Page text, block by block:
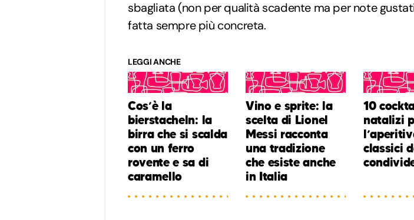
sbagliata (non per qualità scadente ma per note
fatta sempre più concreta.
LEGGI ANCHE
Cos’è la
bierstacheln: la
birra che si scalda
con un ferro
rovente e sa di
caramello
Vino e sprite: la
scelta di Lionel
Messi racconta
una tradizione
che esiste anche
in Italia
10
natalizi
classici